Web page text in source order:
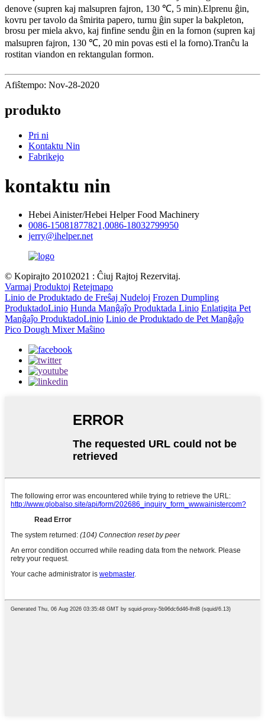
denove (supren kaj malsupren fajron, 130 ℃, 5 min).Elprenu ĝin,
kovru per tavolo da ŝmirita papero, turnu ĝin super la bakpleton,
brosu per miela akvo, kaj finfine sendu ĝin en la fornon (supren kaj
malsupren fajron, 130 ℃, 20 min povas esti el la forno).Tranĉu la
rostitan viandon en rektangulan formon.
Afiŝtempo: Nov-28-2020
produkto
Pri ni
Kontaktu Nin
Fabrikejo
kontaktu nin
Hebei Ainister/Hebei Helper Food Machinery
0086-15081877821,0086-18032799950
jerry@ihelper.net
© Kopirajto 20102021 : Ĉiuj Rajtoj Rezervitaj.
Varmaj Produktoj Retejmapo
Linio de Produktado de Freŝaj Nudeloj Frozen Dumpling
ProduktadoLinio Hunda Manĝaĵo Produktada Linio Enlatigita Pet
Manĝaĵo ProduktadoLinio Linio de Produktado de Pet Manĝaĵo
Pico Dough Mixer Maŝino